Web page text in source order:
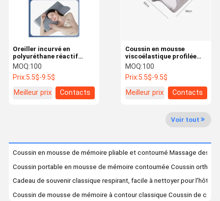
Visite De
L'usine
Contrôle De
La Qualité
Nouvelles
Les Affaires
Un Devis
Coussin en mousse de mémoire en forme de contour
Coussin en mousse de mémoire orthopédique
oreiller en mousse à mémoire
Coussin en mousse
viscoélastique profilée
pour le soulagement de la
pression, offrant soutien
et confort durables
MOQ:100
Prix:5.5$-9.5$
Meilleur prix
Contacts
Oreiller incurvé en
polyuréthane réactif
adapté aux personnes
dormant sur le dos et sur
le côté, avec un design
MOQ:100
Prix:5.5$-9.5$
Meilleur prix
Contacts
Voir tout
Coussin en mousse de mémoire pliable et contourné Massage des
Coussin portable en mousse de mémoire contournée Coussin
Cadeau de souvenir classique respirant, facile à nettoyer pour l'hôtel
Coussin de mousse de mémoire à contour classique Coussin de